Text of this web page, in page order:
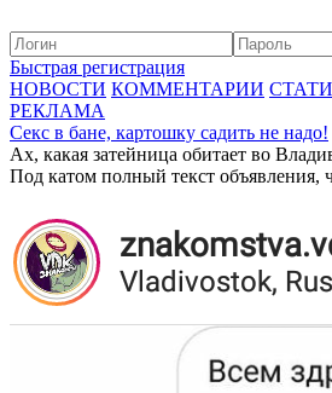
Быстрая регистрация
НОВОСТИ КОММЕНТАРИИ
РЕКЛАМА
Секс в бане, картошку садить не надо!
Ах, какая затейница обитает во
Под катом полный текст объявления,